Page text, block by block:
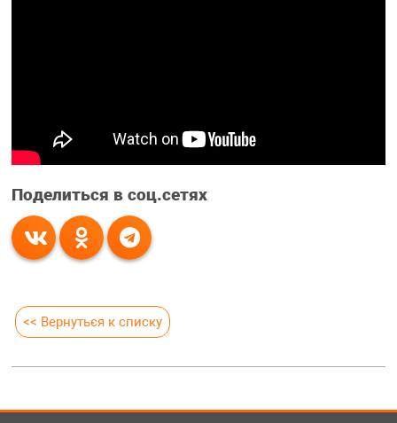
Поделиться в соц.сетях
<< Вернуться к списку